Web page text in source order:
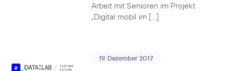
Arbeit mit Senioren im Projekt
„Digital mobil im […]
19. Dezember 2017